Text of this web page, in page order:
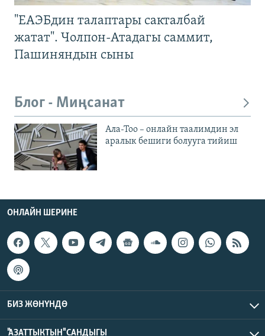
"ЕАЭБдин талаптары сакталбай
жатат". Чолпон-Атадагы саммит,
Пашиняндын сыны
Блог - Миңсанат
Ала-Тоо – онлайн таалимдин эл
аралык бешиги болууга тийиш
ОНЛАЙН ШЕРИНЕ
БИЗ ЖӨНҮНДӨ
"АЗАТТЫКТЫН" САНДЫГЫ